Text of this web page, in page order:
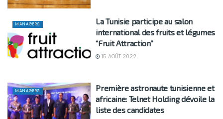
MANAGERS
La Tunisie participe au salon
international des fruits et légumes
“Fruit Attraction”
15 AOÛT 2022
MANAGERS
Première astronaute tunisienne et
africaine: Telnet Holding dévoile la
liste des candidates